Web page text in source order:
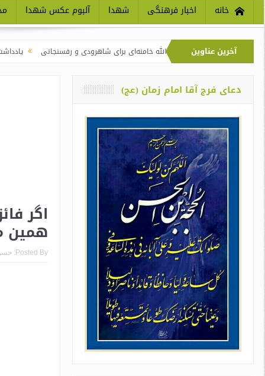
خانه اخبار فرهنگی شهدا آلبوم عکس شهدا
آخرین عناوین
تفاوت نماز آیت‌الله خامنه‌ای برای شاهرودی و رفسنجانی یادداشت دو معلم از
اگر
همین
Posted By:
دعای فرج آقا امام زمان (عج)